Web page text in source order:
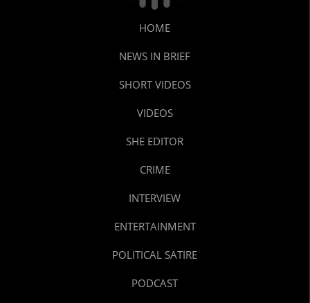
HOME
NEWS IN BRIEF
SHORT VIDEOS
VIDEOS
SHE EDITOR
CRIME
INTERVIEW
ENTERTAINMENT
POLITICAL SATIRE
PODCAST